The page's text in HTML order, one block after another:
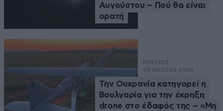
Αυγούστου – Πού θα είναι
ορατή
ΚΟΣΜΟΣ
09·08·2026 01:00
Την Ουκρανία κατηγορεί η
Βουλγαρία για την έκρηξη
drone στο έδαφός της – «Μη